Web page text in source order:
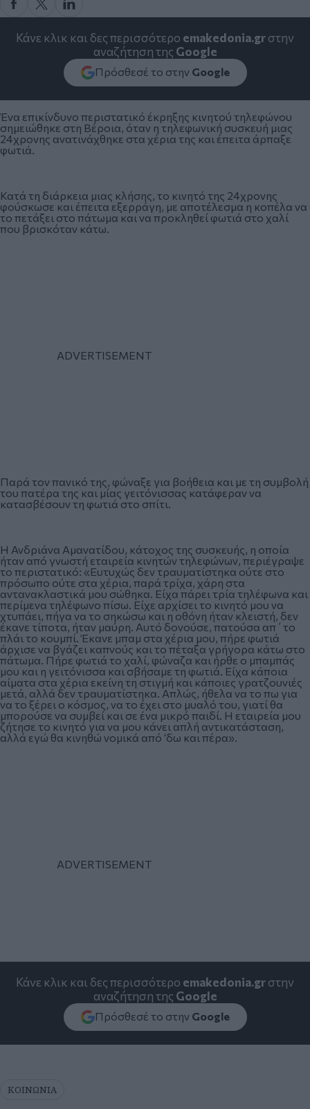
Κάνε κλικ και δες περισσότερο emakedonia.grστην
αναζήτηση της Google
Πρόσθεσέ το στην Google
Ένα επικίνδυνο περιστατικό έκρηξης κινητού τηλεφώνου
σημειώθηκε στη Βέροια, όταν η τηλεφωνική συσκευή μιας
24χρονης ανατινάχθηκε στα χέρια της και έπειτα άρπαξε
φωτιά.
Κατά τη διάρκεια μιας κλήσης, το κινητό της 24χρονης
φούσκωσε και έπειτα εξερράγη, με αποτέλεσμα η κοπέλα να
το πετάξει στο πάτωμα και να προκληθεί φωτιά στο χαλί
που βρισκόταν κάτω.
Παρά τον πανικό της, φώναξε για βοήθεια και με τη συμβολή
του πατέρα της και μίας γειτόνισσας κατάφεραν να
κατασβέσουν τη φωτιά στο σπίτι.
Η Ανδριάνα Αμανατίδου, κάτοχος της συσκευής, η οποία
ήταν από γνωστή εταιρεία κινητών τηλεφώνων, περιέγραψε
το περιστατικό: «Ευτυχώς δεν τραυματίστηκα ούτε στο
πρόσωπο ούτε στα χέρια, παρά τρίχα, χάρη στα
αντανακλαστικά μου σώθηκα. Είχα πάρει τρία τηλέφωνα και
περίμενα τηλέφωνο πίσω. Είχε αρχίσει το κινητό μου να
χτυπάει, πήγα να το σηκώσω και η οθόνη ήταν κλειστή, δεν
έκανε τίποτα, ήταν μαύρη. Αυτό δονούσε, πατούσα απ΄το
πλάι το κουμπί. Έκανε μπαμ στα χέρια μου, πήρε φωτιά
άρχισε να βγάζει καπνούς και το πέταξα γρήγορα κάτω στο
πάτωμα. Πήρε φωτιά το χαλί, φώναζα και ήρθε ο μπαμπάς
μου και η γειτόνισσα και σβήσαμε τη φωτιά. Είχα κάποια
αίματα στα χέρια εκείνη τη στιγμή και κάποιες γρατζουνιές
μετά, αλλά δεν τραυματίστηκα. Απλώς, ήθελα να το πω για
να το ξέρει ο κόσμος, να το έχει στο μυαλό του, γιατί θα
μπορούσε να συμβεί και σε ένα μικρό παιδί. Η εταιρεία μου
ζήτησε το κινητό για να μου κάνει απλή αντικατάσταση,
αλλά εγώ θα κινηθώ νομικά από ‘δω και πέρα».
Κάνε κλικ και δες περισσότερο emakedonia.grστην
αναζήτηση της Google
Πρόσθεσέ το στην Google
ΚΟΙΝΩΝΙΑ